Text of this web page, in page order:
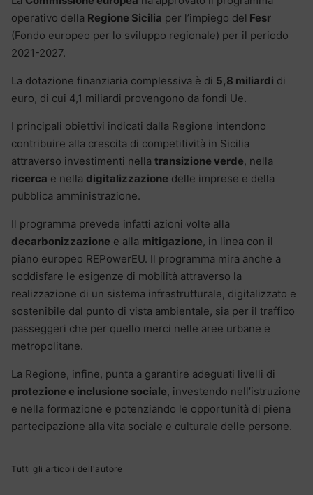
operativo della Regione Sicilia per l’impiego del Fesr
(Fondo europeo per lo sviluppo regionale) per il periodo
2021-2027.
La dotazione finanziaria complessiva è di 5,8 miliardi di
euro, di cui 4,1 miliardi provengono da fondi Ue.
I principali obiettivi indicati dalla Regione intendono
contribuire alla crescita di competitività in Sicilia
attraverso investimenti nella transizione verde, nella
ricerca e nella digitalizzazione delle imprese e della
pubblica amministrazione.
Il programma prevede infatti azioni volte alla
decarbonizzazione e alla mitigazione, in linea con il
piano europeo REPowerEU. Il programma mira anche a
soddisfare le esigenze di mobilità attraverso la
realizzazione di un sistema infrastrutturale, digitalizzato e
sostenibile dal punto di vista ambientale, sia per il traffico
passeggeri che per quello merci nelle aree urbane e
metropolitane.
La Regione, infine, punta a garantire adeguati livelli di
protezione e inclusione sociale, investendo nell’istruzione
e nella formazione e potenziando le opportunità di piena
partecipazione alla vita sociale e culturale delle persone.
Tutti gli articoli dell'autore